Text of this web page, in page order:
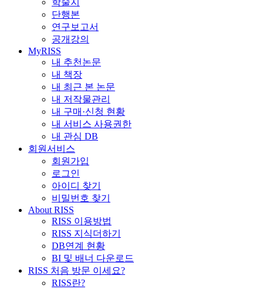
학술지
단행본
연구보고서
공개강의
MyRISS
내 추천논문
내 책장
내 최근 본 논문
내 저작물관리
내 구매·신청 현황
내 서비스 사용권한
내 관심 DB
회원서비스
회원가입
로그인
아이디 찾기
비밀번호 찾기
About RISS
RISS 이용방법
RISS 지식더하기
DB연계 현황
BI 및 배너 다운로드
RISS 처음 방문 이세요?
RISS란?